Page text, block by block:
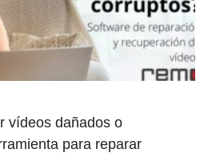
vídeos dañados o
para reparar